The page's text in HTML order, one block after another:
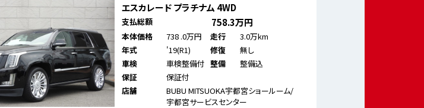
エスカレード プラチナム 4WD
支払総額 758.3万円
本体価格 738.0万円 走行
3.0万km
年式
'19(R1) 修復
無し
車検
車検整備付 整備
整備込
保証
保証付
店舗
BUBU MITSUOKA宇都宮ショールーム/
宇都宮サービスセンター